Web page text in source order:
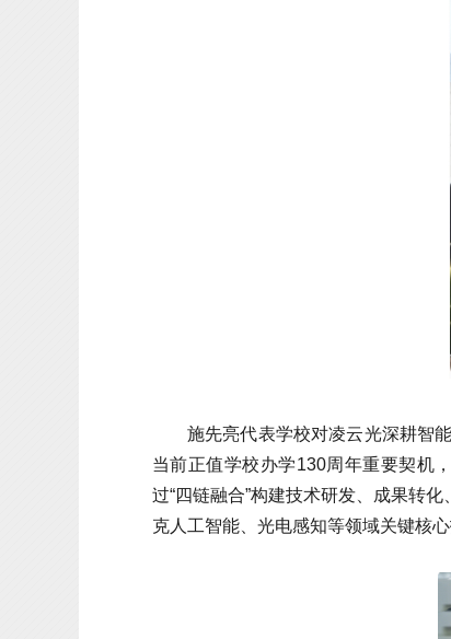
施先亮代表学校对凌云光深耕智
当前正值学校办学130周年重要契机
过“四链融合”构建技术研发、成果转
克人工智能、光电感知等领域关键核